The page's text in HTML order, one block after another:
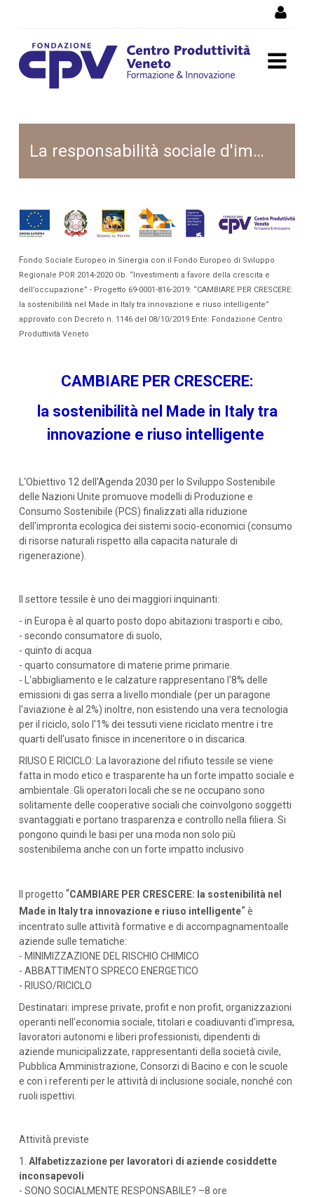
Sportello CSR
La responsabilità sociale d'impresa
Fondo Sociale Europeo in Sinergia con il Fondo Europeo di Sviluppo
Regionale POR 2014-2020 Ob. “Investimenti a favore della crescita e
dell’occupazione” - Progetto 69-0001-816-2019: “CAMBIARE PER CRESCERE:
la sostenibilità nel Made in Italy tra innovazione e riuso intelligente”
approvato con Decreto n. 1146 del 08/10/2019 Ente: Fondazione Centro
Produttività Veneto
CAMBIARE PER CRESCERE:
la sostenibilità nel Made in Italy tra
innovazione e riuso intelligente
L‘Obiettivo 12 dell'Agenda 2030 per lo Sviluppo Sostenibile
delle Nazioni Unite promuove modelli di Produzione e
Consumo Sostenibile (PCS) finalizzati alla riduzione
dell'impronta ecologica dei sistemi socio-economici (consumo
di risorse naturali rispetto alla capacita naturale di
rigenerazione).
Il settore tessile è uno dei maggiori inquinanti:
- in Europa è al quarto posto dopo abitazioni trasporti e cibo,
- secondo consumatore di suolo,
- quinto di acqua
- quarto consumatore di materie prime primarie.
- L'abbigliamento e le calzature rappresentano l'8% delle
emissioni di gas serra a livello mondiale (per un paragone
l'aviazione è al 2%) inoltre, non esistendo una vera tecnologia
per il riciclo, solo l'1% dei tessuti viene riciclato mentre i tre
quarti dell'usato finisce in inceneritore o in discarica.
RIUSO E RICICLO: La lavorazione del rifiuto tessile se viene
fatta in modo etico e trasparente ha un forte impatto sociale e
ambientale. Gli operatori locali che se ne occupano sono
solitamente delle cooperative sociali che coinvolgono soggetti
svantaggiati e portano trasparenza e controllo nella filiera. Si
pongono quindi le basi per una moda non solo più
sostenibilema anche con un forte impatto inclusivo
Il progetto “CAMBIARE PER CRESCERE: la sostenibilità nel
Made in Italy tra innovazione e riuso intelligente” è
incentrato sulle attività formative e di accompagnamentoalle
aziende sulle tematiche:
- MINIMIZZAZIONE DEL RISCHIO CHIMICO
- ABBATTIMENTO SPRECO ENERGETICO
- RIUSO/RICICLO
Destinatari: imprese private, profit e non profit, organizzazioni
operanti nell'economia sociale, titolari e coadiuvanti d'impresa,
lavoratori autonomi e liberi professionisti, dipendenti di
aziende municipalizzate, rappresentanti della società civile,
Pubblica Amministrazione, Consorzi di Bacino e con le scuole
e con i referenti per le attività di inclusione sociale, nonché con
ruoli ispettivi.
Attività previste
1. Alfabetizzazione per lavoratori di aziende cosiddette
inconsapevoli
- SONO SOCIALMENTE RESPONSABILE? –8 ore